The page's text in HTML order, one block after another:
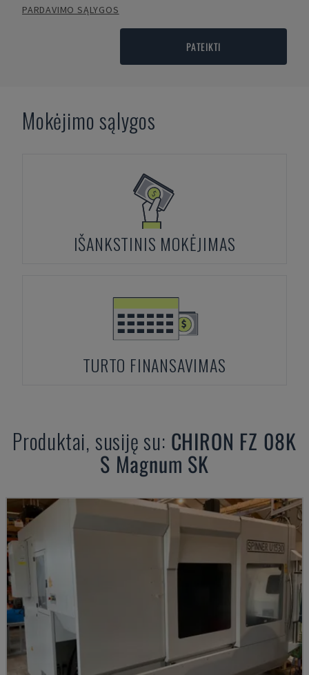
PARDAVIMO SĄLYGOS
PATEIKTI
Mokėjimo sąlygos
IŠANKSTINIS MOKĖJIMAS
TURTO FINANSAVIMAS
Produktai, susiję su: CHIRON FZ 08K
S Magnum SK